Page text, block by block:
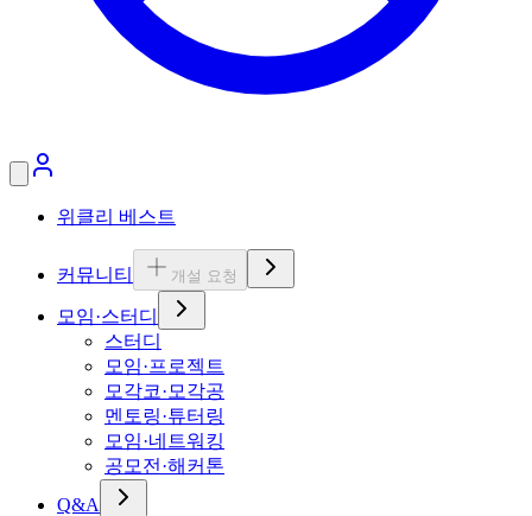
위클리 베스트
커뮤니티 개설 요청
모임·스터디
스터디
모임·프로젝트
모각코·모각공
멘토링·튜터링
모임·네트워킹
공모전·해커톤
Q&A